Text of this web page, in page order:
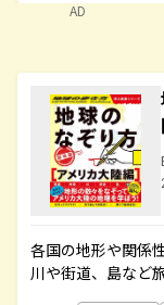
AD
各国の地形や関係
川や街道、島など